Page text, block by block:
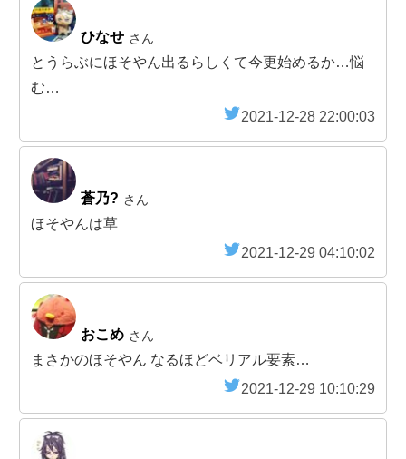
ひなせ さん
とうらぶにほそやん出るらしくて今更始めるか…悩
む…
2021-12-28 22:00:03
蒼乃? さん
ほそやんは草
2021-12-29 04:10:02
おこめ さん
まさかのほそやん なるほどベリアル要素…
2021-12-29 10:10:29